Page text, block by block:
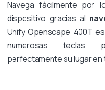
Navega fácilmente por
dispositivo gracias al
Unify Openscape 400T
numerosas teclas
perfectamente su lugar en